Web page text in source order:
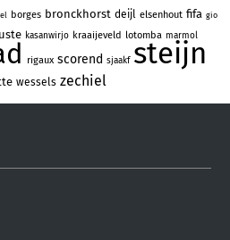
borges bronckhorst deijl elsenhout fifa gio
kasanwirjo kraaijeveld lotomba marmol
rigaux scorend sjaakf steijn
wessels zechiel